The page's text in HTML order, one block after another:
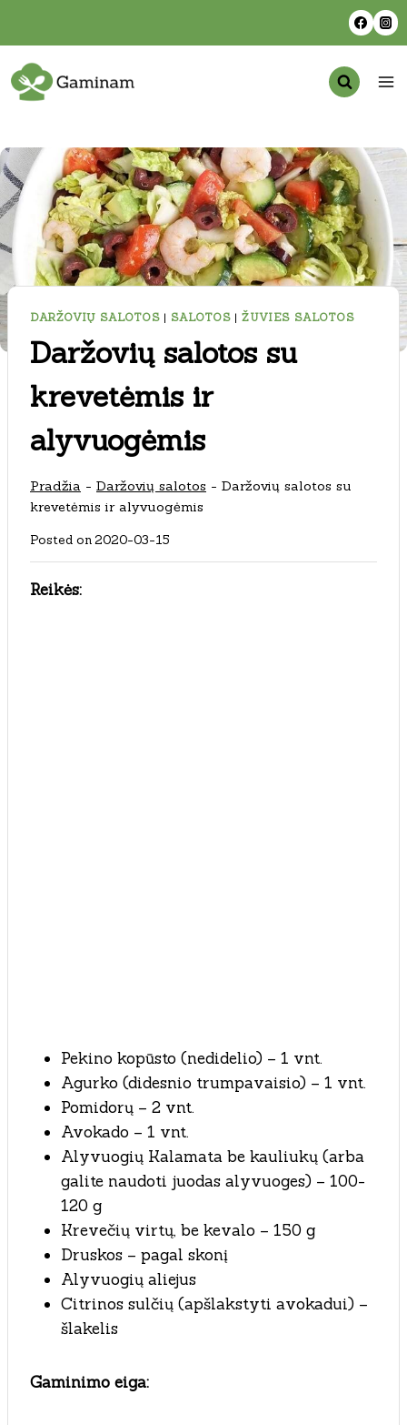
content
DARŽOVIŲ SALOTOS | SALOTOS |ŽUVIES SALOTOS
Daržovių salotos su
krevetėmis ir
alyvuogėmis
Pradžia - Daržovių salotos - Daržovių salotos su
krevetėmis ir alyvuogėmis
Posted on2020-03-15
Reikės:
Pekino kopūsto (nedidelio) – 1 vnt.
Agurko (didesnio trumpavaisio) – 1 vnt.
Pomidorų – 2 vnt.
Avokado – 1 vnt.
Alyvuogių Kalamata be kauliukų (arba
galite naudoti juodas alyvuoges) – 100-
120 g
Krevečių virtų, be kevalo – 150 g
Druskos – pagal skonį
Alyvuogių aliejus
Citrinos sulčių (apšlakstyti avokadui) –
šlakelis
Gaminimo eiga: